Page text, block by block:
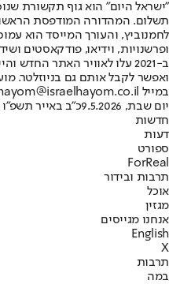
"ישראל היום" הוא גוף תקשורת
ופרשנויות, וידיאו, פודקאסטים
ב-2021 עלו לאוויר האתר
ואפשר לקבל אותם גם בניוזלטר.
במייל hayom@israelhayom.co.il.
יום שבת, 9.5.2026
כ"ב באייר תשפ"ו
חדשות
דעות
ספורט
ForReal
תרבות ובידור
אוכל
מגזין
אנחנו מגייסים
English
X
תרבות
במה